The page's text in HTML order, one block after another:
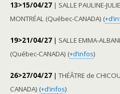
13>15/04/27 | SALLE PAULINE-
MONTRÉAL (Québec-CANADA) (
19>21/04/27 | SALLE EMMA-
(Québec-CANADA) (+d’infos)
26>27/04/27 | THÉÂTRE de
CANADA) (+d’infos)